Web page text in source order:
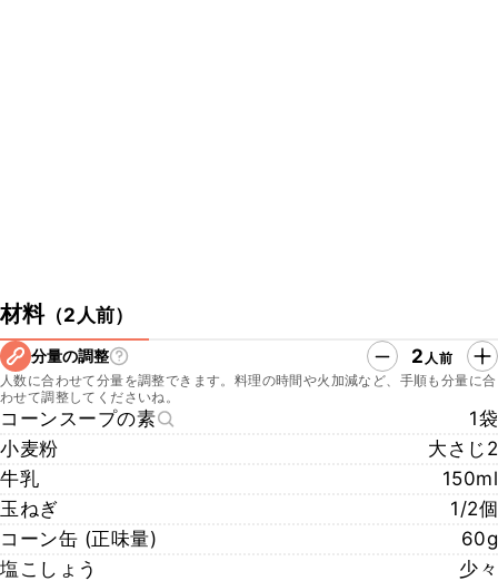
材料（2人前）
分量の調整 2 人前
人数に合わせて分量を調整できます。料理の時間や火加減など、手順も分量に合
わせて調整してくださいね。
コーンスープの素
1袋
小麦粉
大さじ2
牛乳
150ml
玉ねぎ
1/2個
コーン缶 (正味量)
60g
塩こしょう
少々